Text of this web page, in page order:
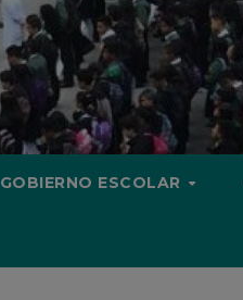
GOBIERNO ESCOLAR